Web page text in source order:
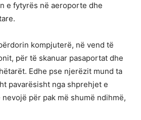
e fytyrës në aeroporte dhe
kompjuterë, në vend të
për të skanuar pasaportat dhe
Edhe pse njerëzit mund ta
pavarësisht nga shprehjet e
për pak më shumë ndihmë,